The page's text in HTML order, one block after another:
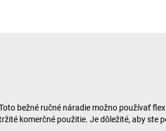
bežné ručné náradie možno používať
komerčné použitie. Je dôležité, aby ste